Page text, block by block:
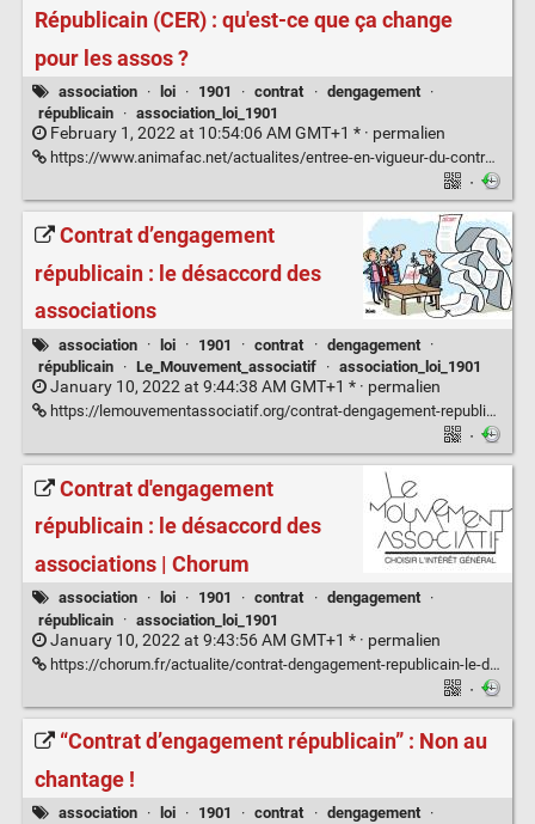
Républicain (CER) : qu'est-ce que ça change
pour les assos ?
association · loi · 1901 · contrat · dengagement
·
républicain
· association_loi_1901
February 1, 2022 at 10:54:06 AM GMT+1 * · permalien
https://www.animafac.net/actualites/entree-en-vigueur-du-contrat-dengagement-republicain-cer-quest-ce-que-ca-change-pour-les-assos/
·
Contrat d’engagement
républicain : le désaccord des
associations
association · loi · 1901 · contrat · dengagement
·
républicain
· Le_Mouvement_associatif · association_loi_1901
January 10, 2022 at 9:44:38 AM GMT+1 * · permalien
https://lemouvementassociatif.org/contrat-dengagement-republicain-le-desaccord-des-associations/
·
Contrat d'engagement
républicain : le désaccord des
associations | Chorum
association · loi · 1901 · contrat · dengagement
·
républicain
· association_loi_1901
January 10, 2022 at 9:43:56 AM GMT+1 * · permalien
https://chorum.fr/actualite/contrat-dengagement-republicain-le-desaccord-des-associations
·
“Contrat d’engagement républicain” : Non au
chantage !
association · loi · 1901 · contrat · dengagement
·